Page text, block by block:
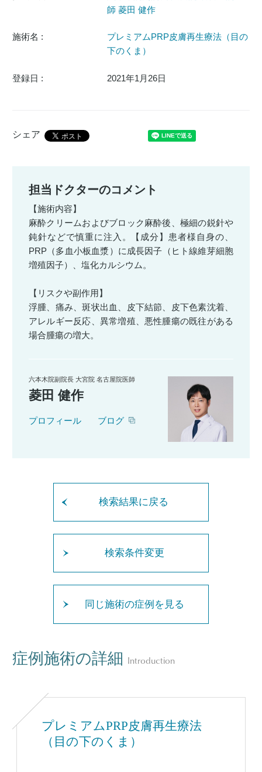
師 菱田 健作
施術名 :
プレミアムPRP皮膚再生療法（目の
下のくま）
登録日 : 2021年1月26日
シェア
担当ドクターのコメント
【施術内容】
麻酔クリームおよびブロック麻酔後、極細の鋭針や
鈍針などで慎重に注入。【成分】患者様自身の、
PRP（多血小板血漿）に成長因子（ヒト線維芽細胞
増殖因子）、塩化カルシウム。
【リスクや副作用】
浮腫、痛み、斑状出血、皮下結節、皮下色素沈着、
アレルギー反応、異常増殖、悪性腫瘍の既往がある
場合腫瘍の増大。
六本木院副院長 大宮院 名古屋院医師
菱田 健作
プロフィール ブログ
検索結果に戻る
検索条件変更
同じ施術の症例を見る
症例施術の詳細 Introduction
プレミアムPRP皮膚再生療法
（目の下のくま）